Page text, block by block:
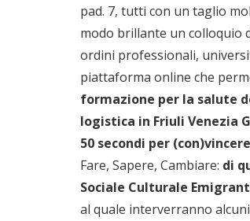
pad. 7, tutti con un taglio
modo brillante un colloquio
ordini professionali,
piattaforma online che
formazione per la salute
logistica in Friuli Venezia
50 secondi per (con)vincere
Fare, Sapere, Cambiare: di
Sociale Culturale
al quale interverranno